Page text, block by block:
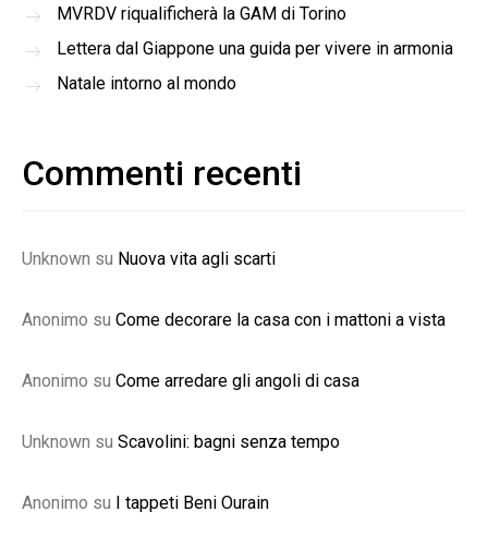
MVRDV riqualificherà la GAM di Torino
Lettera dal Giappone una guida per vivere in armonia
Natale intorno al mondo
Commenti recenti
Unknown su Nuova vita agli scarti
Anonimo su Come decorare la casa con i mattoni a vista
Anonimo su Come arredare gli angoli di casa
Unknown su Scavolini: bagni senza tempo
Anonimo su I tappeti Beni Ourain